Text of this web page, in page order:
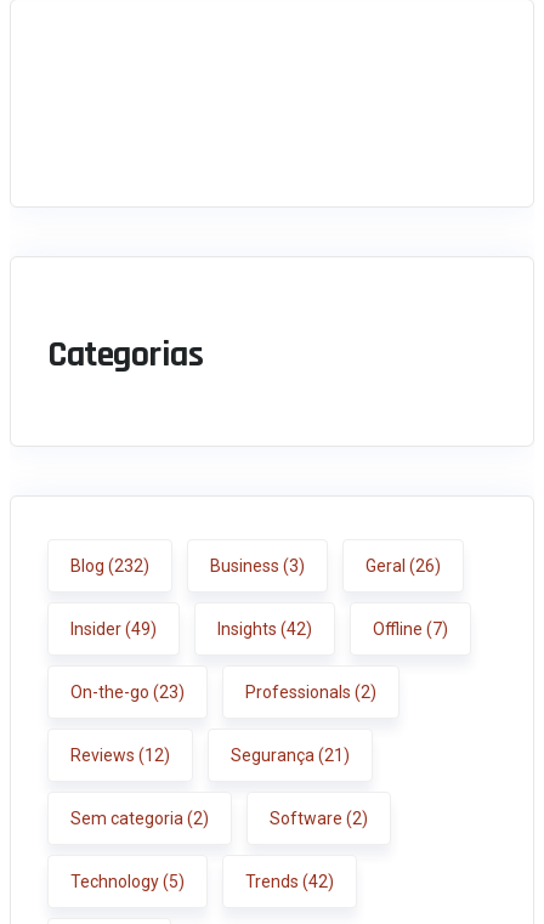
Categorias
Blog (232) Business (3) Geral (26)
Insider(49) Insights (42) Offline (7)
On-the-go (23) Professionals (2)
Reviews (12) Segurança (21)
Sem categoria (2) Software (2)
Technology(5) Trends (42)